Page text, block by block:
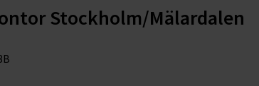
Stockholm/Mälardalen